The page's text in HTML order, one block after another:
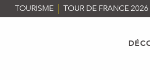
Aller
au
TOURISME TOUR DE FRANCE 2026